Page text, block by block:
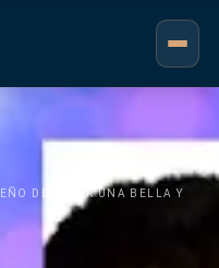
DE TENER UNA BELLA Y